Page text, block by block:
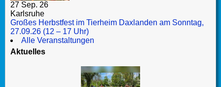
27 Sep. 26
Karlsruhe
Großes Herbstfest im Tierheim Daxlanden am Sonntag,
27.09.26 (12 – 17 Uhr)
Alle Veranstaltungen
Aktuelles